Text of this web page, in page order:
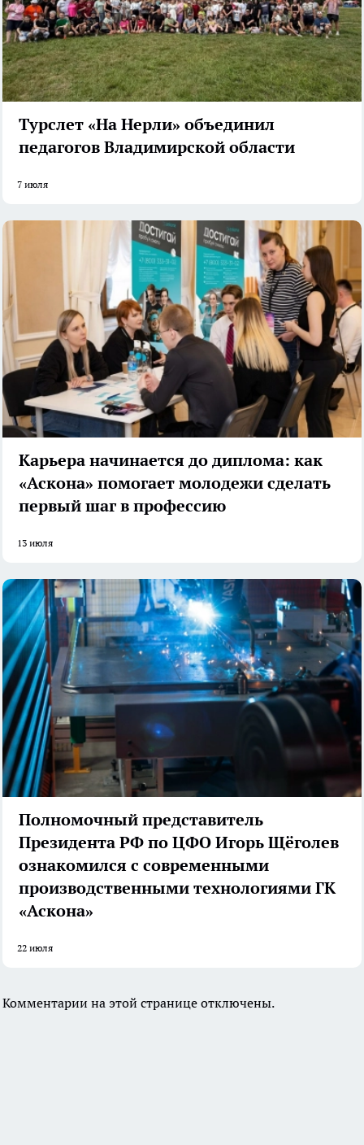
Турслет «На Нерли» объединил
педагогов Владимирской области
7 июля
Карьера начинается до диплома: как
«Аскона» помогает молодежи сделать
первый шаг в профессию
13 июля
Полномочный представитель
Президента РФ по ЦФО Игорь Щёголев
ознакомился с современными
производственными технологиями ГК
«Аскона»
22 июля
Комментарии на этой странице отключены.